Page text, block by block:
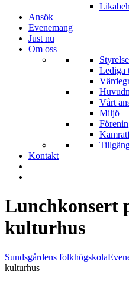
Ansök
Evenemang
Just nu
Om oss
Lediga
Vårt
Miljö
Kontakt
Lunchkonsert
kulturhus
Sundsgårdens folkhögskola
kulturhus